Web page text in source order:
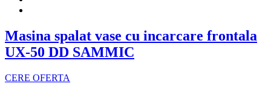
Masina spalat vase cu incarcare frontala
UX-50 DD SAMMIC
CERE OFERTA